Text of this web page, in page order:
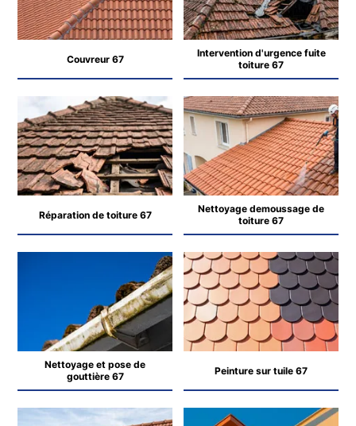
Couvreur 67
Intervention d'urgence fuite
toiture 67
Réparation de toiture 67
Nettoyage demoussage de
toiture 67
Nettoyage et pose de
gouttière 67
Peinture sur tuile 67